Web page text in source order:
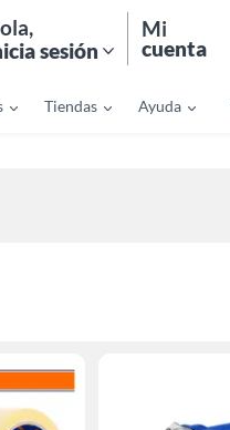
,
sesión
Mi
cuenta
Tiendas Ayuda